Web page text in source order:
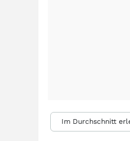
Im Durchschnitt